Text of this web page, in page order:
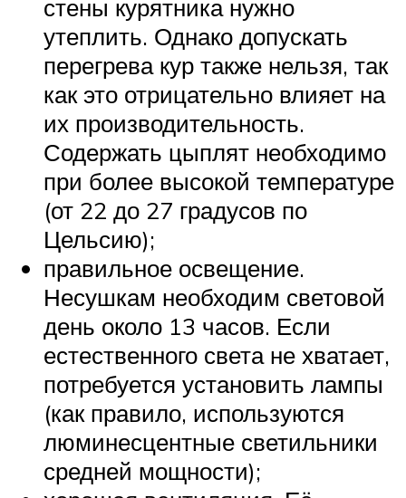
стены курятника нужно
утеплить. Однако допускать
перегрева кур также нельзя, так
как это отрицательно влияет на
их производительность.
Содержать цыплят необходимо
при более высокой температуре
(от 22 до 27 градусов по
Цельсию);
правильное освещение.
Несушкам необходим световой
день около 13 часов. Если
естественного света не хватает,
потребуется установить лампы
(как правило, используются
люминесцентные светильники
средней мощности);